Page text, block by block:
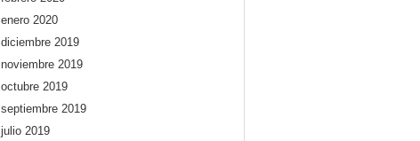
enero 2020
diciembre 2019
noviembre 2019
octubre 2019
septiembre 2019
julio 2019